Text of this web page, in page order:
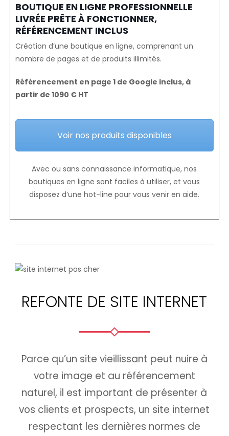
BOUTIQUE EN LIGNE PROFESSIONNELLE
LIVRÉE PRÊTE À FONCTIONNER,
RÉFÉRENCEMENT INCLUS
Création d’une boutique en ligne, comprenant un
nombre de pages et de produits illimités.
Référencement en page 1 de Google inclus, à
partir de 1090 € HT
Voir nos produits disponibles
Avec ou sans connaissance informatique, nos
boutiques en ligne sont faciles à utiliser, et vous
disposez d’une hot-line pour vous venir en aide.
REFONTE DE SITE INTERNET
Parce qu’un site vieillissant peut nuire à
votre image et au référencement
naturel, il est important de présenter à
vos clients et prospects, un site internet
respectant les dernières normes de